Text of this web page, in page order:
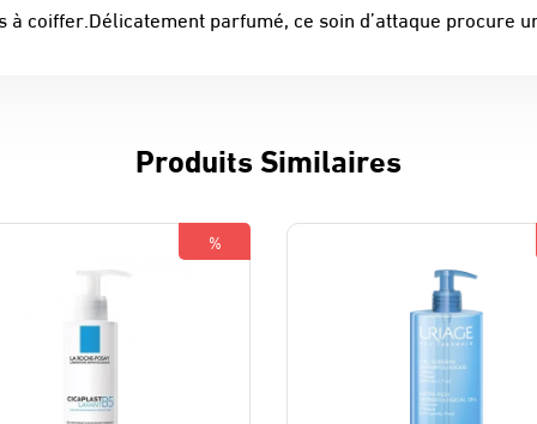
coiffer.Délicatement parfumé, ce soin d’attaque procure
Produits Similaires
%